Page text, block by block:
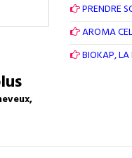
PRENDRE
AROMA
BIOKAP, LA